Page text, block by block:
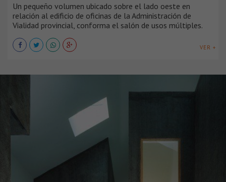
Un pequeño volumen ubicado sobre el lado oeste en
relación al edificio de oficinas de la Administración de
Vialidad provincial, conforma el salón de usos múltiples.
VER +